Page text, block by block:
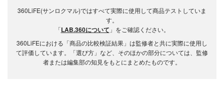
360LiFE(サンロクマル)ではすべて実際に使用して商品テストしていま
す。
「LAB.360について 」をご確認ください。
360LiFEにおける「商品の比較検証結果」は監修者と共に実際に使用し
て評価しています。「選び方」など、そのほかの部分については、監修
者または編集部の知見をもとにまとめたものです。